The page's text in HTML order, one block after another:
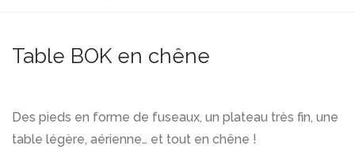
Table BOK en chêne
Des pieds en forme de fuseaux, un plateau très fin, une
table légère, aérienne… et tout en chêne !